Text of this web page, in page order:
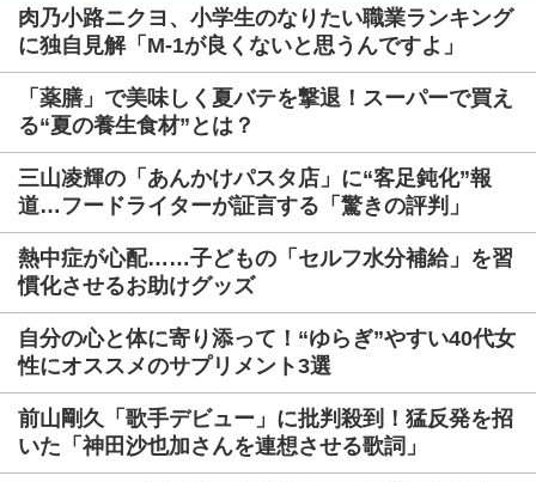
肉乃小路ニクヨ、小学生のなりたい職業ランキング
に独自見解「M-1が良くないと思うんですよ」
「薬膳」で美味しく夏バテを撃退！スーパーで買え
る“夏の養生食材”とは？
三山凌輝の「あんかけパスタ店」に“客足鈍化”報
道…フードライターが証言する「驚きの評判」
熱中症が心配……子どもの「セルフ水分補給」を習
慣化させるお助けグッズ
自分の心と体に寄り添って！“ゆらぎ”やすい40代女
性にオススメのサプリメント3選
前山剛久「歌手デビュー」に批判殺到！猛反発を招
いた「神田沙也加さんを連想させる歌詞」